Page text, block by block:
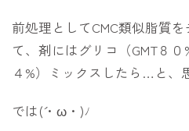
前処理としてCMC類似脂質
て、剤にはグリコ（GMT８０
４%）ミックスしたら…と、
では(´・ω・)ﾉ